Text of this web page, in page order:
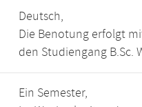
Deutsch,
Die Benotung erfolgt
den Studiengang B.Sc.
Ein Semester,